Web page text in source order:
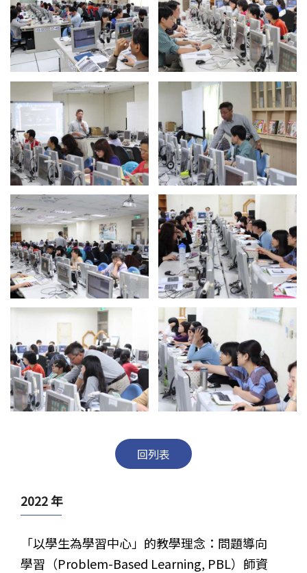
回列表
2022 年
「以學生為學習中心」的教學理念：問題導向
學習（Problem-Based Learning, PBL）師資